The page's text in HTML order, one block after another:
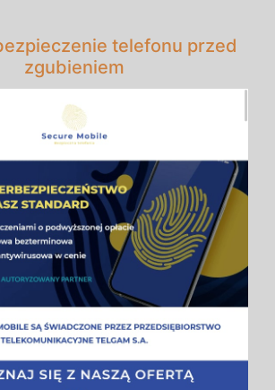
telefonu przed
zgubieniem